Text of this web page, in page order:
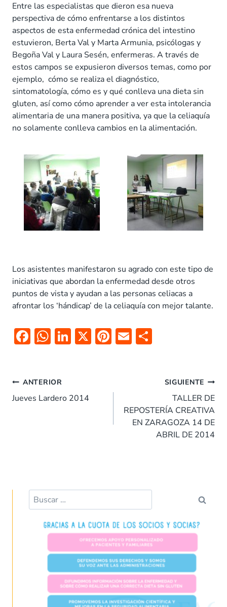
Entre las especialistas que dieron esa nueva
perspectiva de cómo enfrentarse a los distintos
aspectos de esta enfermedad crónica del intestino
estuvieron, Berta Val y Marta Armunia, psicólogas y
Begoña Val y Laura Sesén, enfermeras. A través de
estos campos se expusieron diversos temas, como por
ejemplo, cómo se realiza el diagnóstico,
sintomatología, cómo es y qué conlleva una dieta sin
gluten, así como cómo aprender a ver esta intolerancia
alimentaria de una manera positiva, ya que la celiaquía
no solamente conlleva cambios en la alimentación.
Los asistentes manifestaron su agrado con este tipo de
iniciativas que abordan la enfermedad desde otros
puntos de vista y ayudan a las personas celiacas a
afrontar los ‘hándicap’ de la celiaquía con mejor talante.
F
b
o
W
s
A
Li
dI
X Pi E
ar
tir
Navegación
de
ANTERIOR
Jueves Lardero 2014
SIGUIENTE
TALLER DE
REPOSTERÍA CREATIVA
EN ZARAGOZA 14 DE
ABRIL DE 2014
Buscar: